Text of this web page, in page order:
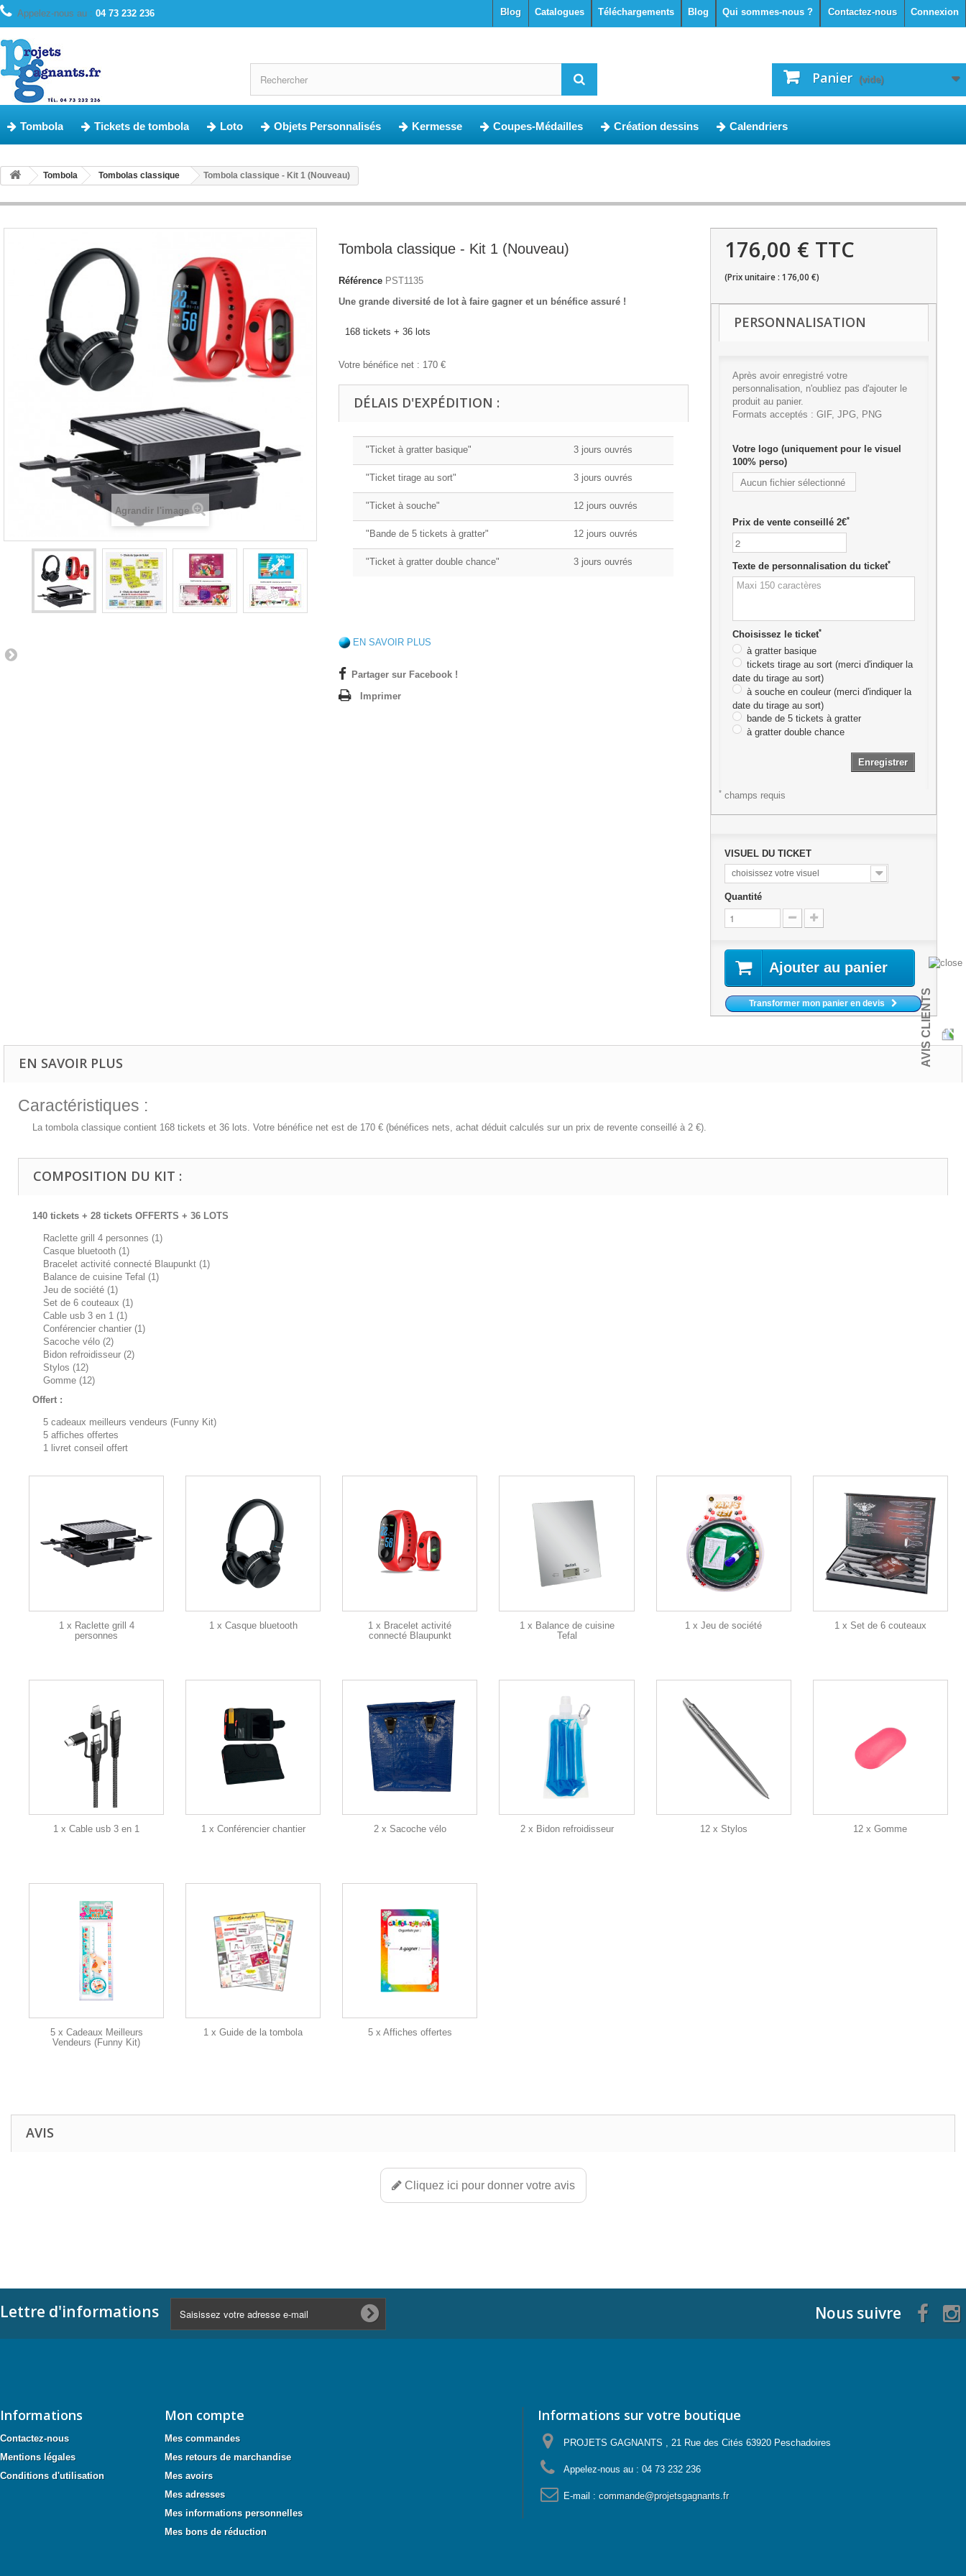
Connexion
Contactez-nous
Appelez-nous au : 04 73 232 236 Qui sommes-nous ?
Blog
Téléchargements
Catalogues
blog
Panier (vide)
Tombola Tickets de tombola Loto Objets Personnalisés Kermesse Coupes-Médailles Création dessins Calendriers
Tombola Tombolas classique Tombola classique - Kit 1 (Nouveau)
Agrandir l'image
Tombola classique - Kit 1 (Nouveau)
Référence PST1135
Une grande diversité de lot à faire gagner et un bénéfice assuré !
168 tickets + 36 lots
Votre bénéfice net : 170 €
DÉLAIS D'EXPÉDITION :
"Ticket à gratter basique" 3 jours ouvrés
"Ticket tirage au sort" 3 jours ouvrés
"Ticket à souche" 12 jours ouvrés
"Bande de 5 tickets à gratter" 12 jours ouvrés
"Ticket à gratter double chance" 3 jours ouvrés
EN SAVOIR PLUS
Partager sur Facebook !
Imprimer
176,00 € TTC
(Prix unitaire : 176,00 €)
PERSONNALISATION
Après avoir enregistré votre
personnalisation, n'oubliez pas d'ajouter le
produit au panier.
Formats acceptés : GIF, JPG, PNG
Votre logo (uniquement pour le visuel
100% perso)
Aucun fichier sélectionné
Prix de vente conseillé 2€*
Texte de personnalisation du ticket*
Choisissez le ticket*
à gratter basique
tickets tirage au sort (merci d'indiquer la
date du tirage au sort)
à souche en couleur (merci d'indiquer la
date du tirage au sort)
bande de 5 tickets à gratter
à gratter double chance
Enregistrer
* champs requis
VISUEL DU TICKET
choisissez votre visuel
Quantité
Ajouter au panier
Transformer mon panier en devis
EN SAVOIR PLUS
Caractéristiques :
La tombola classique contient 168 tickets et 36 lots. Votre bénéfice net est de 170 € (bénéfices nets, achat déduit calculés sur un prix de revente conseillé à 2 €).
COMPOSITION DU KIT :
140 tickets + 28 tickets OFFERTS + 36 LOTS
Raclette grill 4 personnes (1)
Casque bluetooth (1)
Bracelet activité connecté Blaupunkt (1)
Balance de cuisine Tefal (1)
Jeu de société (1)
Set de 6 couteaux (1)
Cable usb 3 en 1 (1)
Conférencier chantier (1)
Sacoche vélo (2)
Bidon refroidisseur (2)
Stylos (12)
Gomme (12)
Offert :
5 cadeaux meilleurs vendeurs (Funny Kit)
5 affiches offertes
1 livret conseil offert
1 x Raclette grill 4
personnes
1 x Casque bluetooth
1 x Bracelet activité
connecté Blaupunkt
1 x Balance de cuisine
Tefal
1 x Jeu de société 1 x Set de 6 couteaux
1 x Cable usb 3 en 1 1 x Conférencier chantier 2 x Sacoche vélo 2 x Bidon refroidisseur 12 x Stylos 12 x Gomme
5 x Cadeaux Meilleurs
Vendeurs (Funny Kit)
1 x Guide de la tombola 5 x Affiches offertes
AVIS
Cliquez ici pour donner votre avis
Lettre d'informations Nous suivre
Informations
Contactez-nous
Mentions légales
Conditions d'utilisation
Mon compte
Mes commandes
Mes retours de marchandise
Mes avoirs
Mes adresses
Mes informations personnelles
Mes bons de réduction
Informations sur votre boutique
PROJETS GAGNANTS , 21 Rue des Cités 63920 Peschadoires
Appelez-nous au : 04 73 232 236
E-mail : commande@projetsgagnants.fr
AVIS CLIENTS